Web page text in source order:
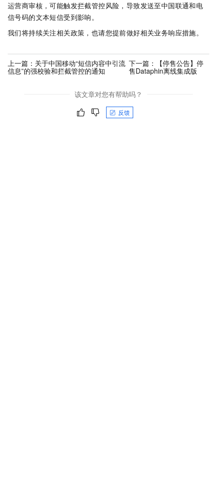
运营商审核，可能触发拦截管控风险，导致发送至中国联通和电
信号码的文本短信受到影响。
我们将持续关注相关政策，也请您提前做好相关业务响应措施。
上一篇： 关于中国移动“短信内容中引流
信息”的强校验和拦截管控的通知
下一篇：
【停售公告】停
售Dataphin离线集成版
该文章对您有帮助吗？
反馈